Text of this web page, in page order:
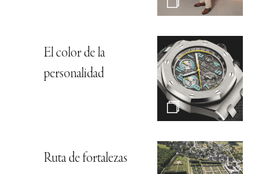
El color de la
personalidad
Ruta de fortalezas